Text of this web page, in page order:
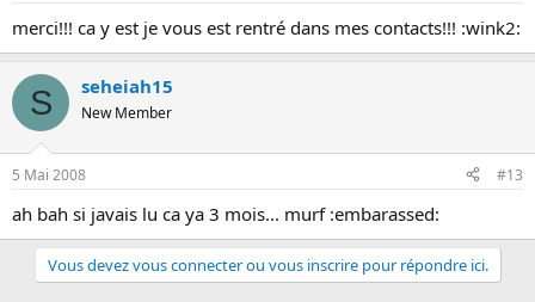
merci!!! ca y est je vous est rentré dans mes contacts!!! :wink2:
S seheiah15
New Member
5 Mai 2008 #13
ah bah si javais lu ca ya 3 mois... murf :embarassed:
Vous devez vous connecter ou vous inscrire pour répondre ici.